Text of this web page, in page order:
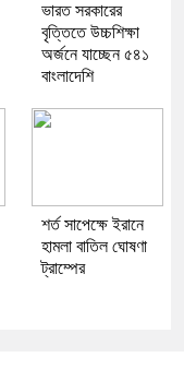
ভারত সরকারের
বৃত্তিতে উচ্চশিক্ষা
অর্জনে যাচ্ছেন ৫৪১
বাংলাদেশি
শর্ত সাপেক্ষে ইরানে
হামলা বাতিল ঘোষণা
ট্রাম্পের